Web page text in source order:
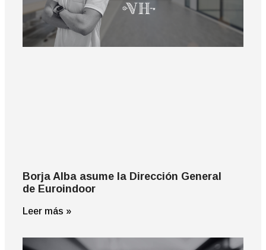
Borja Alba asume la Dirección General
de Euroindoor
Leer más »